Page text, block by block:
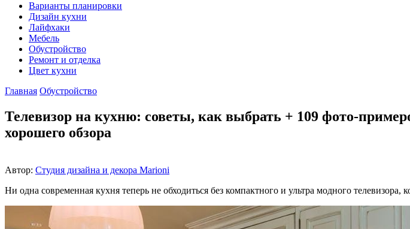
Варианты планировки
Дизайн кухни
Лайфхаки
Мебель
Обустройство
Ремонт и отделка
Цвет кухни
Главная Обустройство
Телевизор на кухню: советы, как выбрать + 109 фото-
хорошего обзора
Автор: Студия дизайна и декора Marioni
Ни одна современная кухня теперь не обходиться без компактного и ультра модного